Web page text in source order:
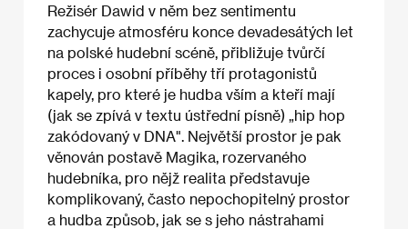
Režisér Dawid v něm bez sentimentu
zachycuje atmosféru konce devadesátých let
na polské hudební scéně, přibližuje tvůrčí
proces i osobní příběhy tří protagonistů
kapely, pro které je hudba vším a kteří mají
(jak se zpívá v textu ústřední písně) „hip hop
zakódovaný v DNA". Největší prostor je pak
věnován postavě Magika, rozervaného
hudebníka, pro nějž realita představuje
komplikovaný, často nepochopitelný prostor
a hudba způsob, jak se s jeho nástrahami